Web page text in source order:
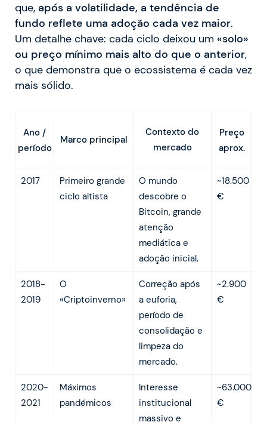
que, após a volatilidade, a tendência de
fundo reflete uma adoção cada vez maior.
Um detalhe chave: cada ciclo deixou um «solo»
ou preço mínimo mais alto do que o anterior,
o que demonstra que o ecossistema é cada vez
mais sólido.
Ano /
período
Marco principal
Contexto do
mercado
Preço
aprox.
2017
Primeiro grande
ciclo altista
O mundo
descobre o
Bitcoin, grande
atenção
mediática e
adoção inicial.
~18.500
€
2018-
2019
O
«Criptoinverno»
Correção após
a euforia,
período de
consolidação e
limpeza do
mercado.
~2.900
€
2020-
2021
Máximos
pandémicos
Interesse
institucional
massivo e
~63.000
€